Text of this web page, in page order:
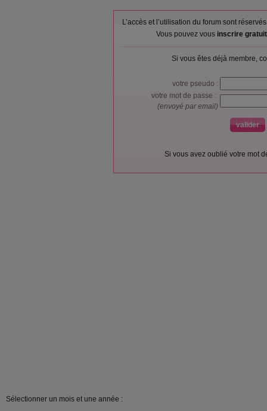
L’accès et l’utilisation du forum sont
Vous pouvez vous inscrire
Si vous êtes déjà membre,
votre pseudo :
votre mot de passe :
(envoyé par email)
Si vous avez oublié votre mot
Sélectionner un mois et une année :